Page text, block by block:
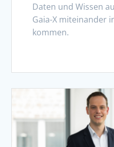
Daten und Wissen
Gaia-X miteinander
kommen.